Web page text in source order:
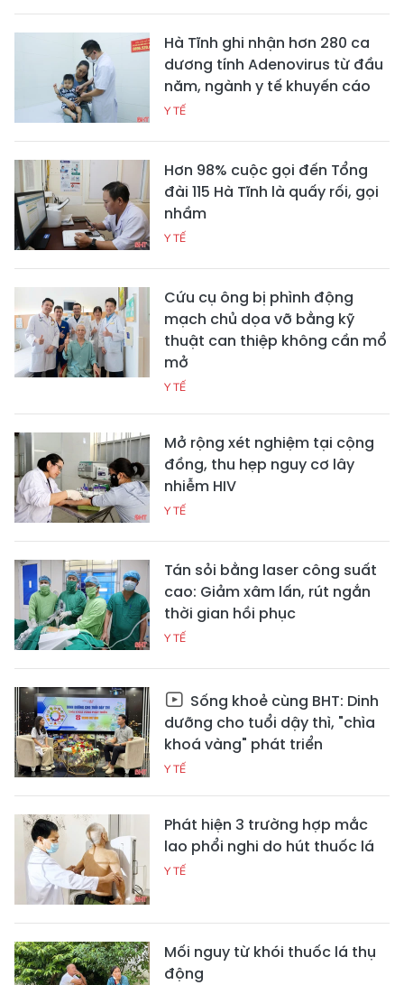
Hà Tĩnh ghi nhận hơn 280 ca
dương tính Adenovirus từ đầu
năm, ngành y tế khuyến cáo
Y TẾ
Hơn 98% cuộc gọi đến Tổng
đài 115 Hà Tĩnh là quấy rối, gọi
nhầm
Y TẾ
Cứu cụ ông bị phình động
mạch chủ dọa vỡ bằng kỹ
thuật can thiệp không cần mổ
mở
Y TẾ
Mở rộng xét nghiệm tại cộng
đồng, thu hẹp nguy cơ lây
nhiễm HIV
Y TẾ
Tán sỏi bằng laser công suất
cao: Giảm xâm lấn, rút ngắn
thời gian hồi phục
Y TẾ
Sống khoẻ cùng BHT: Dinh
dưỡng cho tuổi dậy thì, "chìa
khoá vàng" phát triển
Y TẾ
Phát hiện 3 trường hợp mắc
lao phổi nghi do hút thuốc lá
Y TẾ
Mối nguy từ khói thuốc lá thụ
động